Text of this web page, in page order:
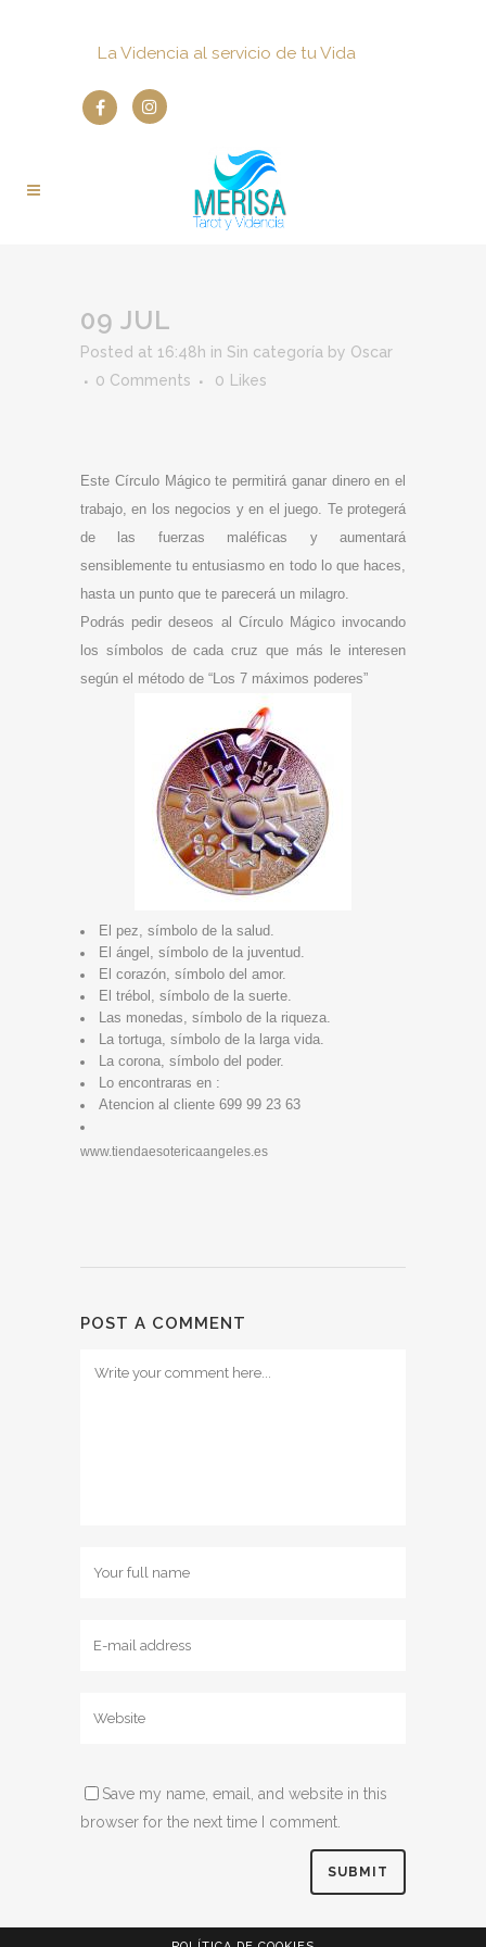
La Videncia al servicio de tu Vida
09 JUL
Posted at 16:48h in Sin categoría by Oscar
0 Comments
0 Likes
Este Círculo Mágico te permitirá ganar dinero en el
trabajo, en los negocios y en el juego. Te protegerá
de las fuerzas maléficas y aumentará
sensiblemente tu entusiasmo en todo lo que haces,
hasta un punto que te parecerá un milagro.
Podrás pedir deseos al Círculo Mágico invocando
los símbolos de cada cruz que más le interesen
según el método de “Los 7 máximos poderes”
El pez, símbolo de la salud.
El ángel, símbolo de la juventud.
El corazón, símbolo del amor.
El trébol, símbolo de la suerte.
Las monedas, símbolo de la riqueza.
La tortuga, símbolo de la larga vida.
La corona, símbolo del poder.
Lo encontraras en :
Atencion al cliente 699 99 23 63
www.tiendaesotericaangeles.es
POST A COMMENT
Save my name, email, and website in this
browser for the next time I comment.